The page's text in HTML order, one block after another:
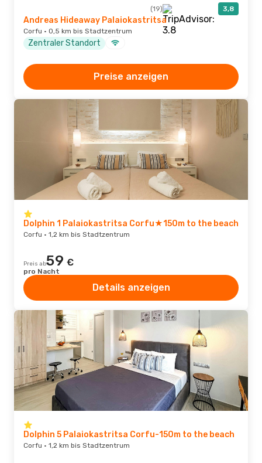
(19) 3,8
Andreas Hideaway Palaiokastritsa
Corfu · 0,5 km bis Stadtzentrum
Zentraler Standort
Preise anzeigen
Dolphin 1 Palaiokastritsa Corfu★150m to the beach
Corfu · 1,2 km bis Stadtzentrum
Preis ab59 €
pro Nacht
Details anzeigen
Dolphin 5 Palaiokastritsa Corfu-150m to the beach
Corfu · 1,2 km bis Stadtzentrum